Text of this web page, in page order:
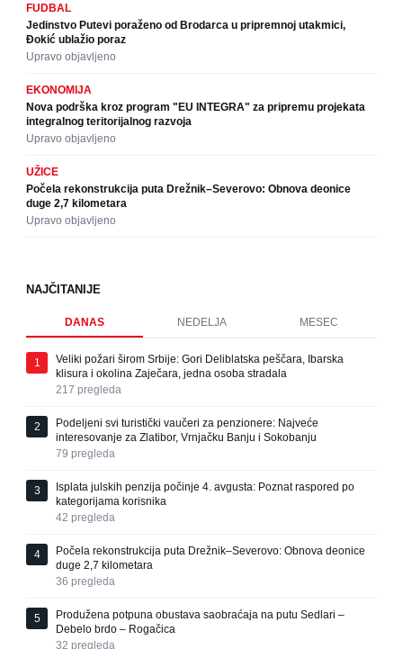
FUDBAL
Jedinstvo Putevi poraženo od Brodarca u pripremnoj utakmici,
Đokić ublažio poraz
Upravo objavljeno
EKONOMIJA
Nova podrška kroz program "EU INTEGRA" za pripremu projekata
integralnog teritorijalnog razvoja
Upravo objavljeno
UŽICE
Počela rekonstrukcija puta Drežnik–Severovo: Obnova deonice
duge 2,7 kilometara
Upravo objavljeno
NAJČITANIJE
DANAS NEDELJA MESEC
1
Veliki požari širom Srbije: Gori Deliblatska peščara, Ibarska
klisura i okolina Zaječara, jedna osoba stradala
217 pregleda
2
Podeljeni svi turistički vaučeri za penzionere: Najveće
interesovanje za Zlatibor, Vrnjačku Banju i Sokobanju
79 pregleda
3
Isplata julskih penzija počinje 4. avgusta: Poznat raspored po
kategorijama korisnika
42 pregleda
4
Počela rekonstrukcija puta Drežnik–Severovo: Obnova deonice
duge 2,7 kilometara
36 pregleda
5
Produžena potpuna obustava saobraćaja na putu Sedlari –
Debelo brdo – Rogačica
32 pregleda